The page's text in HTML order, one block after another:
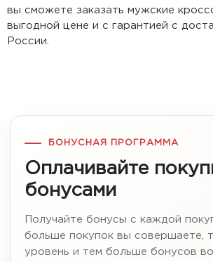
вы сможете заказать мужские
выгодной цене и с гарантией с
России.
БОНУСНАЯ ПРОГРАММА
Оплачивайте
бонусами
Получайте бонусы с каждой
больше покупок вы совершаете,
уровень и тем больше бонусов